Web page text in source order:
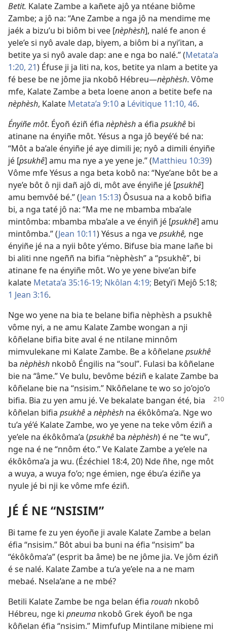
Betit. Kalate Zambe a kañete ajô ya ntéane biôme
Zambe; a jô na: “Ane Zambe a nga jô na mendime me
jaék a bizu’u bi biôm bi vee [nèphèsh], nalé fe anon é
yele’e si nyô avale dap, biyem, a biôm bi a nyi’itan, a
betite ya si nyô avale dap: ane e nga bo nalé.” (Metata’a
1:20, 21) Éfuse ji ja liti na, kos, betite ya nlam a betite ya
fé bese be ne jôme jia nkobô Hébreu​—nèphèsh. Vôme
mfe, Kalate Zambe a beta loene anon a betite befe na
nèphèsh, Kalate Metata’a 9:10a Lévitique 11:10, 46.
Ényiñe môt. Éyoñ éziñ éfia nèphèsha éfia psukhê bi
atinane na ényiñe môt. Yésus a nga jô beyé’é bé na:
“Môt a ba’ale ényiñe jé aye dimili je; nyô a dimili ényiñe
jé [psukhê] amu ma nye a ye yene je.” (Matthieu 10:39)
Vôme mfe Yésus a nga beta kobô na: “Nye’ane bôt be a
nye’e bôt ô nji dañ ajô di, môt ave ényiñe jé [psukhê]
amu bemvôé bé.” (Jean 15:13) Ôsusua na a kobô bifia
bi, a nga taté jô na: “Ma me ne mbamba mba’ale
mintômba: mbamba mba’ale a ve ényiñ jé [psukhê] amu
mintômba.” (Jean 10:11) Yésus a nga vepsukhê, nge
ényiñe jé na a nyii bôte y’émo. Bifuse bia mane lañe bi
bi aliti nne ngeññ na bifia “nèphèsh” a “psukhê”, bi
atinane fe na ényiñe môt. Wo ye yene bive’an bife
kalate Metata’a 35:16-19; Nkôlan 4:19; Betyi’i Mejô 5:18;
1 Jean 3:16.
Nge wo yene na bia te belane bifia nèphèsh a psukhê
vôme nyi, a ne amu Kalate Zambe wongan a nji
kôñelane bifia bite aval é ne ntilane minnôm
mimvulekane mi Kalate Zambe. Be a kôñelanepsukhê
ba nèphèsh nkobô Éngilis na “soul”. Fulasi ba kôñelane
bie na “âme.” Ve bulu, bevôme béziñ e kalate Zambe ba
kôñelane bie na “nsisim.” Nkôñelane te wo so jo’ojo’o
bifia. Bia zu yen amu jé. Ve bekalate bangan été, bia
kôñelan bifia psukhêa nèphèsh na ékôkôma’a. Nge wo
tu’a yé’é Kalate Zambe, wo ye yene na teke vôm éziñ a
ye’ele na ékôkôma’a (psukhê ba nèphèsh) é ne “te wu”,
nge na é ne “nnôm éto.” Ve Kalate Zambe a ye’ele na
ékôkôma’a ja wu. (Ézéchiel 18:4, 20) Nde ñhe, nge môt
a wuya, a wuya fo’o; nge émien, nge ébu’a éziñe ya
nyule jé bi nji ke vôme mfe éziñ.
JÉ É NE “NSISIM”
Bi tame fe zu yen éyoñe ji avale Kalate Zambe a belan
éfia “nsisim.” Bôt abui ba buni na éfia “nsisim” ba
“ékôkôma’a” (esprit ba âme) be ne jôme jia. Ve jôm éziñ
é se nalé. Kalate Zambe a tu’a ye’ele na a ne mam
mebaé. Nsela’ane a ne mbé?
Betili Kalate Zambe be nga belan éfia rouah nkobô
Hébreu, nge ki pneuma nkobô Grek éyoñ be nga
kôñelan éfia “nsisim.” Mimfufup Mintilane mibiene mi